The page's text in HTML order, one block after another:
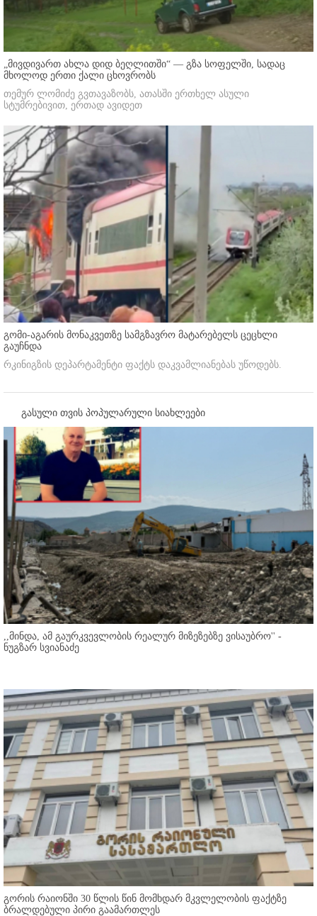
„მივდივართ ახლა დიდ ბეღლითში“ — გზა სოფელში, სადაც
მხოლოდ ერთი ქალი ცხოვრობს
თემურ ლომიძე გვთავაზობს, ათასში ერთხელ ასული
სტუმრებივით, ერთად ავიდეთ
გომი-აგარის მონაკვეთზე სამგზავრო მატარებელს ცეცხლი
გაუჩნდა
რკინიგზის დეპარტამენტი ფაქტს დაკვამლიანებას უწოდებს.
გასული თვის პოპულარული სიახლეები
,,მინდა, ამ გაურკვევლობის რეალურ მიზეზებზე ვისაუბრო'' -
ნუგზარ სვიანაძე
გორის რაიონში 30 წლის წინ მომხდარ მკვლელობის ფაქტზე
ბრალდებული პირი გაამართლეს